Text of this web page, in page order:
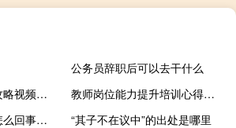
公务员辞职后可以去干什么
我的世界gta5模式攻略视频攻略视频攻略
教师岗位能力提升培训心得体会
拉卡拉刷不了花呗怎么回事（拉卡拉刷不了花呗怎么回事）
“其子不在议中”的出处是哪里